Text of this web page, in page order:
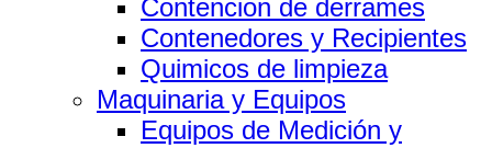
Contencion de derrames
Contenedores y Recipientes
Quimicos de limpieza
Maquinaria y Equipos
Equipos de Medición y